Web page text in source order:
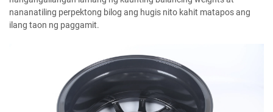
nananatiling perpektong bilog ang hugis nito kahit matapos ang
ilang taon ng paggamit.